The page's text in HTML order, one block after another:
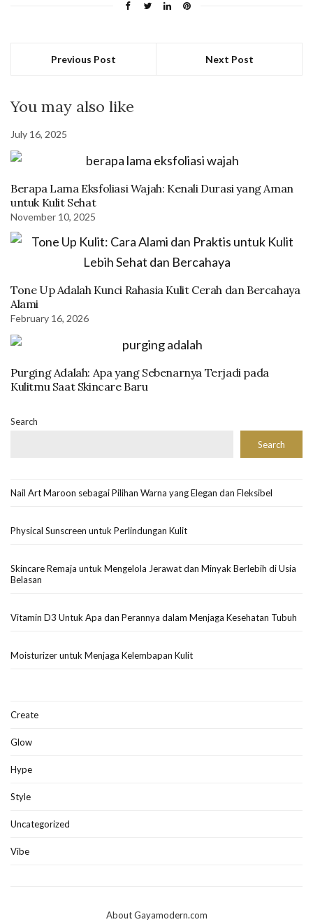
Previous Post Next Post
You may also like
July 16, 2025
Berapa Lama Eksfoliasi Wajah: Kenali Durasi yang Aman
untuk Kulit Sehat
November 10, 2025
Tone Up Adalah Kunci Rahasia Kulit Cerah dan Bercahaya
Alami
February 16, 2026
Purging Adalah: Apa yang Sebenarnya Terjadi pada
Kulitmu Saat Skincare Baru
Search
Search
Nail Art Maroon sebagai Pilihan Warna yang Elegan dan Fleksibel
Physical Sunscreen untuk Perlindungan Kulit
Skincare Remaja untuk Mengelola Jerawat dan Minyak Berlebih di Usia
Belasan
Vitamin D3 Untuk Apa dan Perannya dalam Menjaga Kesehatan Tubuh
Moisturizer untuk Menjaga Kelembapan Kulit
Create
Glow
Hype
Style
Uncategorized
Vibe
About Gayamodern.com